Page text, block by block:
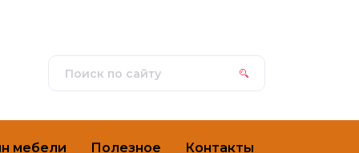
мебели Полезное Контакты